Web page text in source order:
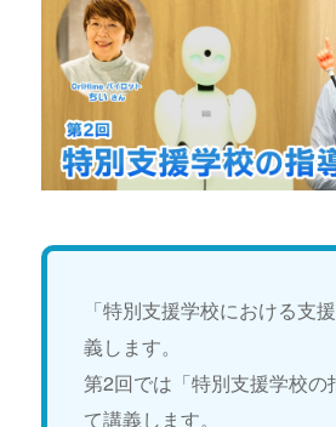
「特別支援学校における支
義します。
第2回では「特別支援学校の
て講義します。